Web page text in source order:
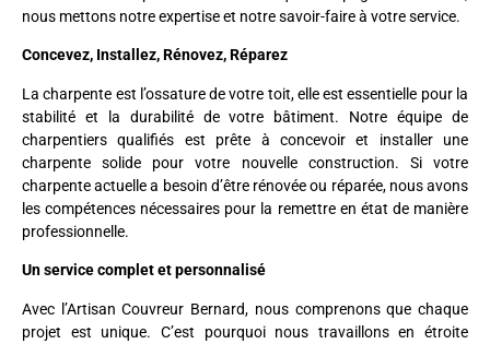
nous mettons notre expertise et notre savoir-faire à votre service.
Concevez, Installez, Rénovez, Réparez
La charpente est l’ossature de votre toit, elle est essentielle pour la
stabilité et la durabilité de votre bâtiment. Notre équipe de
charpentiers qualifiés est prête à concevoir et installer une
charpente solide pour votre nouvelle construction. Si votre
charpente actuelle a besoin d’être rénovée ou réparée, nous avons
les compétences nécessaires pour la remettre en état de manière
professionnelle.
Un service complet et personnalisé
Avec l’Artisan Couvreur Bernard, nous comprenons que chaque
projet est unique. C’est pourquoi nous travaillons en étroite